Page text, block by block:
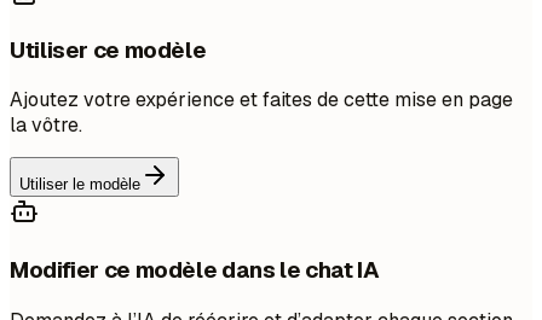
Utiliser ce modèle
Ajoutez votre expérience et faites de cette mise en page
la vôtre.
Utiliser le modèle
Modifier ce modèle dans le chat IA